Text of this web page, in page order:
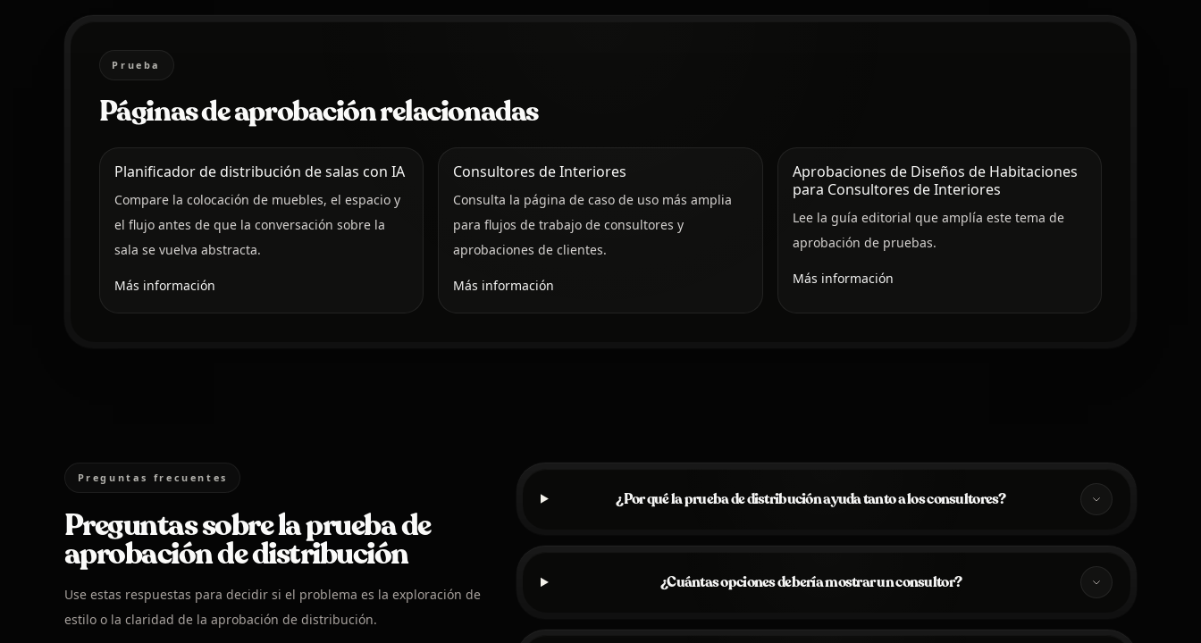
Prueba
Páginas de aprobación relacionadas
Planificador de distribución de salas con IA
Compare la colocación de muebles, el espacio y
el flujo antes de que la conversación sobre la
sala se vuelva abstracta.
Más información
Consultores de Interiores
Consulta la página de caso de uso más amplia
para flujos de trabajo de consultores y
aprobaciones de clientes.
Más información
Aprobaciones de Diseños de Habitaciones
para Consultores de Interiores
Lee la guía editorial que amplía este tema de
aprobación de pruebas.
Más información
Preguntas frecuentes
Preguntas sobre la prueba de
aprobación de distribución
Use estas respuestas para decidir si el problema es la exploración de
estilo o la claridad de la aprobación de distribución.
¿Por qué la prueba de distribución ayuda tanto a los consultores?
¿Cuántas opciones debería mostrar un consultor?